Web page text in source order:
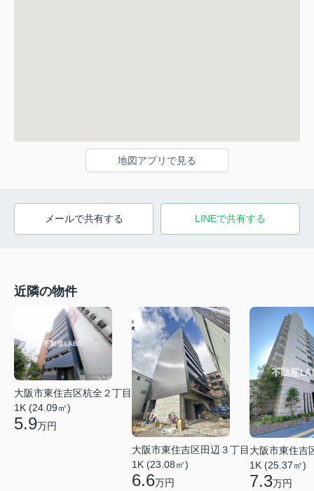
地図アプリで見る
メールで共有する LINEで共有する
近隣の物件
大阪市東住吉区杭全２丁目
1K (24.09㎡)
5.9万円
大阪市東住吉区田辺３丁目
1K (23.08㎡)
6.6万円
大阪市東住吉
1K (25.37㎡)
7.3万円